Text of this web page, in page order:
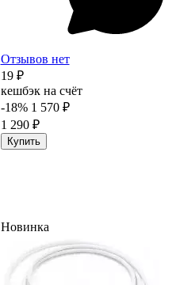
Отзывов нет
19 ₽
кешбэк на счёт
-18% 1 570 ₽
1 290 ₽
Купить
Новинка